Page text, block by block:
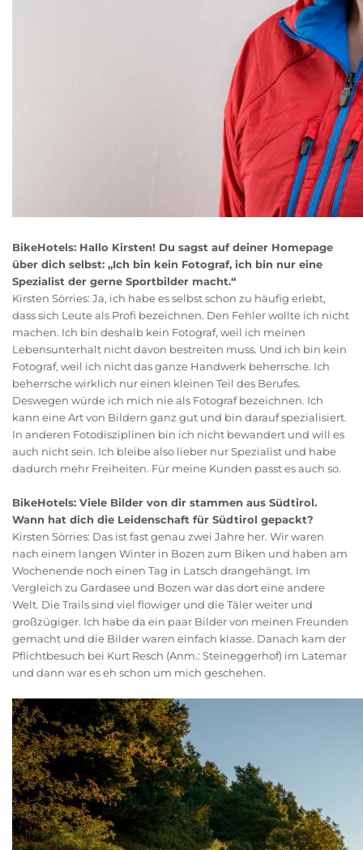
BikeHotels: Hallo Kirsten! Du sagst auf deiner Homepage
über dich selbst: „Ich bin kein Fotograf, ich bin nur eine
Spezialist der gerne Sportbilder macht.“
Kirsten Sörries: Ja, ich habe es selbst schon zu häufig erlebt,
dass sich Leute als Profi bezeichnen. Den Fehler wollte ich nicht
machen. Ich bin deshalb kein Fotograf, weil ich meinen
Lebensunterhalt nicht davon bestreiten muss. Und ich bin kein
Fotograf, weil ich nicht das ganze Handwerk beherrsche. Ich
beherrsche wirklich nur einen kleinen Teil des Berufes.
Deswegen würde ich mich nie als Fotograf bezeichnen. Ich
kann eine Art von Bildern ganz gut und bin darauf spezialisiert.
In anderen Fotodisziplinen bin ich nicht bewandert und will es
auch nicht sein. Ich bleibe also lieber nur Spezialist und habe
dadurch mehr Freiheiten. Für meine Kunden passt es auch so.
BikeHotels: Viele Bilder von dir stammen aus Südtirol.
Wann hat dich die Leidenschaft für Südtirol gepackt?
Kirsten Sörries: Das ist fast genau zwei Jahre her. Wir waren
nach einem langen Winter in Bozen zum Biken und haben am
Wochenende noch einen Tag in Latsch drangehängt. Im
Vergleich zu Gardasee und Bozen war das dort eine andere
Welt. Die Trails sind viel flowiger und die Täler weiter und
großzügiger. Ich habe da ein paar Bilder von meinen Freunden
gemacht und die Bilder waren einfach klasse. Danach kam der
Pflichtbesuch bei Kurt Resch (Anm.: Steineggerhof) im Latemar
und dann war es eh schon um mich geschehen.